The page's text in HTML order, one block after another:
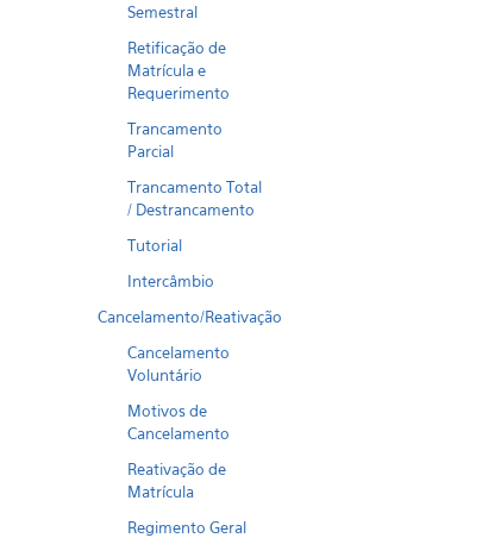
Semestral
Retificação de
Matrícula e
Requerimento
Trancamento
Parcial
Trancamento Total
/ Destrancamento
Tutorial
Intercâmbio
Cancelamento/Reativação
Cancelamento
Voluntário
Motivos de
Cancelamento
Reativação de
Matrícula
Regimento Geral